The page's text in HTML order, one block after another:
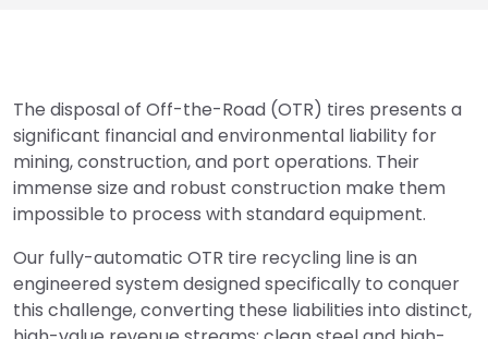
The disposal of Off-the-Road (OTR) tires presents a
significant financial and environmental liability for
mining, construction, and port operations. Their
immense size and robust construction make them
impossible to process with standard equipment.
Our fully-automatic OTR tire recycling line is an
engineered system designed specifically to conquer
this challenge, converting these liabilities into distinct,